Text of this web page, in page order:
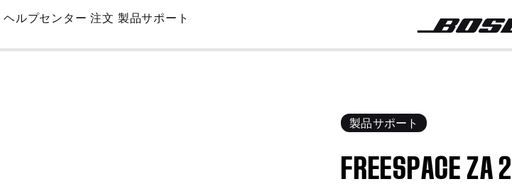
Skip
Main
ヘルプセンター 注文 製品サポート
製品サポート
FREESPACE ZA